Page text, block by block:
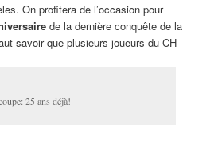
On profitera de l’occasion pour
de la dernière conquête de la
savoir que plusieurs joueurs du CH
25 ans déjà!